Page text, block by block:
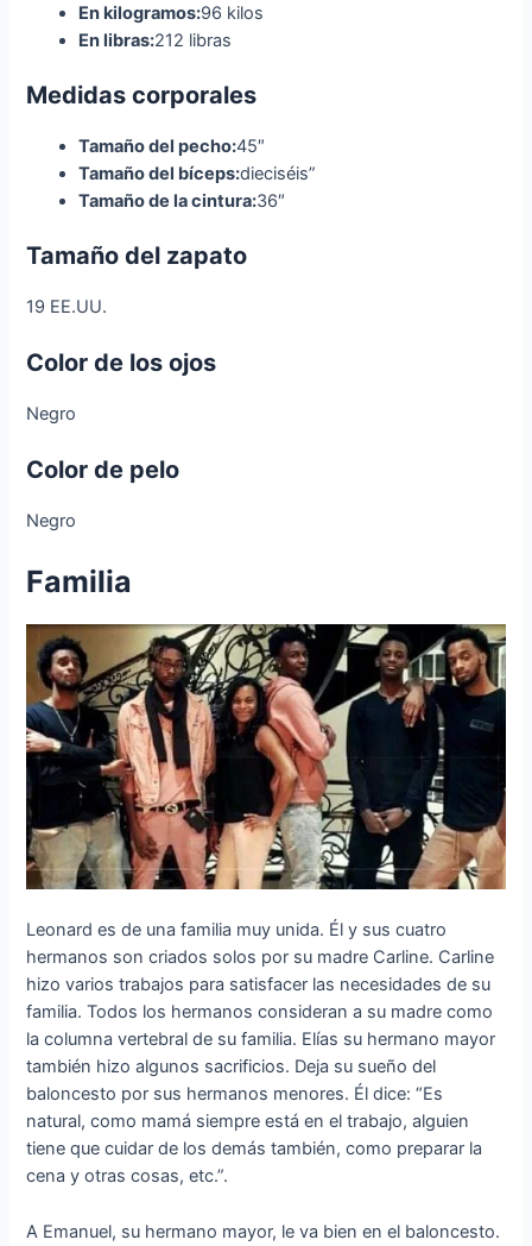
En kilogramos:96 kilos
En libras:212 libras
Medidas corporales
Tamaño del pecho:45″
Tamaño del bíceps:dieciséis”
Tamaño de la cintura:36″
Tamaño del zapato
19 EE.UU.
Color de los ojos
Negro
Color de pelo
Negro
Familia
Leonard es de una familia muy unida. Él y sus cuatro
hermanos son criados solos por su madre Carline. Carline
hizo varios trabajos para satisfacer las necesidades de su
familia. Todos los hermanos consideran a su madre como
la columna vertebral de su familia. Elías su hermano mayor
también hizo algunos sacrificios. Deja su sueño del
baloncesto por sus hermanos menores. Él dice: “Es
natural, como mamá siempre está en el trabajo, alguien
tiene que cuidar de los demás también, como preparar la
cena y otras cosas, etc.”.
A Emanuel, su hermano mayor, le va bien en el baloncesto.